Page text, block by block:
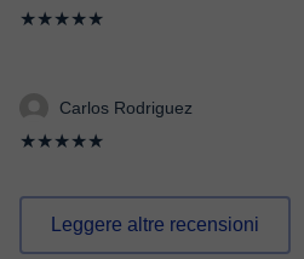
★★★★★
Carlos Rodriguez
★★★★★
Leggere altre recensioni